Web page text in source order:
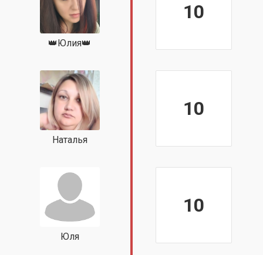
👑Юлия👑
10
Наталья
10
Юля
10